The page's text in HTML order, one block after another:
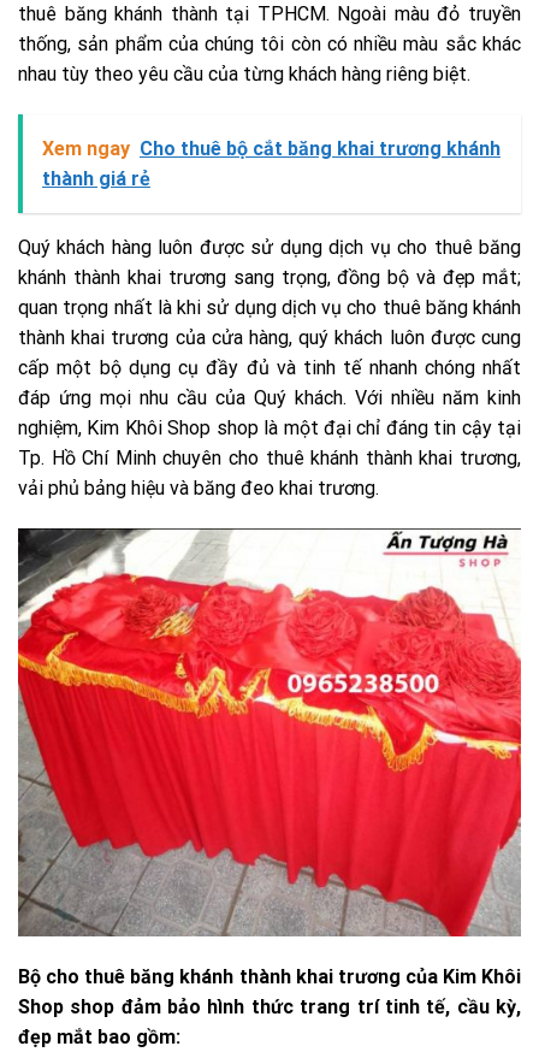
thuê băng khánh thành tại TPHCM. Ngoài màu đỏ truyền
thống, sản phẩm của chúng tôi còn có nhiều màu sắc khác
nhau tùy theo yêu cầu của từng khách hàng riêng biệt.
Xem ngay Cho thuê bộ cắt băng khai trương khánh
thành giá rẻ
Quý khách hàng luôn được sử dụng dịch vụ cho thuê băng
khánh thành khai trương sang trọng, đồng bộ và đẹp mắt;
quan trọng nhất là khi sử dụng dịch vụ cho thuê băng khánh
thành khai trương của cửa hàng, quý khách luôn được cung
cấp một bộ dụng cụ đầy đủ và tinh tế nhanh chóng nhất
đáp ứng mọi nhu cầu của Quý khách. Với nhiều năm kinh
nghiệm, Kim Khôi Shop shop là một đại chỉ đáng tin cậy tại
Tp. Hồ Chí Minh chuyên cho thuê khánh thành khai trương,
vải phủ bảng hiệu và băng đeo khai trương.
Bộ cho thuê băng khánh thành khai trương của Kim Khôi
Shop shop đảm bảo hình thức trang trí tinh tế, cầu kỳ,
đẹp mắt bao gồm: